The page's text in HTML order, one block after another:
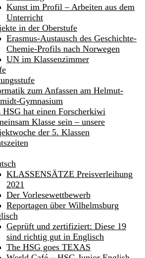
Kunst im Profil – Arbeiten aus dem
Unterricht
in der Oberstufe
Erasmus-Austausch des Geschichte-
Chemie-Profils nach Norwegen
UN im Klassenzimmer
zum Anfassen am Helmut-
Gymnasium
HSG hat einen Forscherkiwi
Klasse sein – unsere
der 5. Klassen
KLASSENSÄTZE Preisverleihung
2021
Der Vorlesewettbewerb
Reportagen über Wilhelmsburg
Geprüft und zertifiziert: Diese 19
sind richtig gut in Englisch
The HSG goes TEXAS